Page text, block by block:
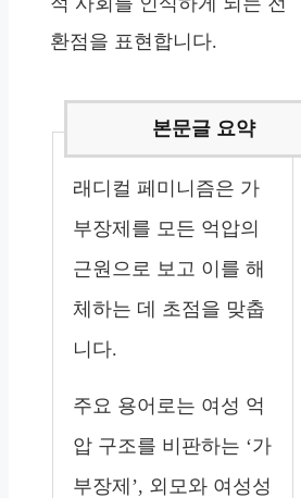
환점을 표현합니다.
래디컬 페미니즘은 가
부장제를 모든 억압의
근원으로 보고 이를 해
체하는 데 초점을 맞춥
니다.
주요 용어로는 여성 억
압 구조를 비판하는 ‘가
부장제’, 외모와 여성성